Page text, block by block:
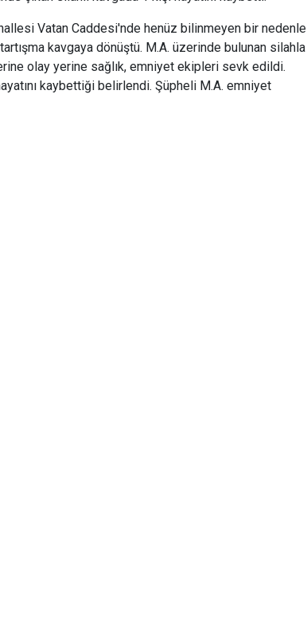
Vatan Caddesi'nde henüz bilinmeyen bir nedenle
kavgaya dönüştü. M.A. üzerinde bulunan silahla
olay yerine sağlık, emniyet ekipleri sevk edildi.
kaybettiği belirlendi. Şüpheli M.A. emniyet